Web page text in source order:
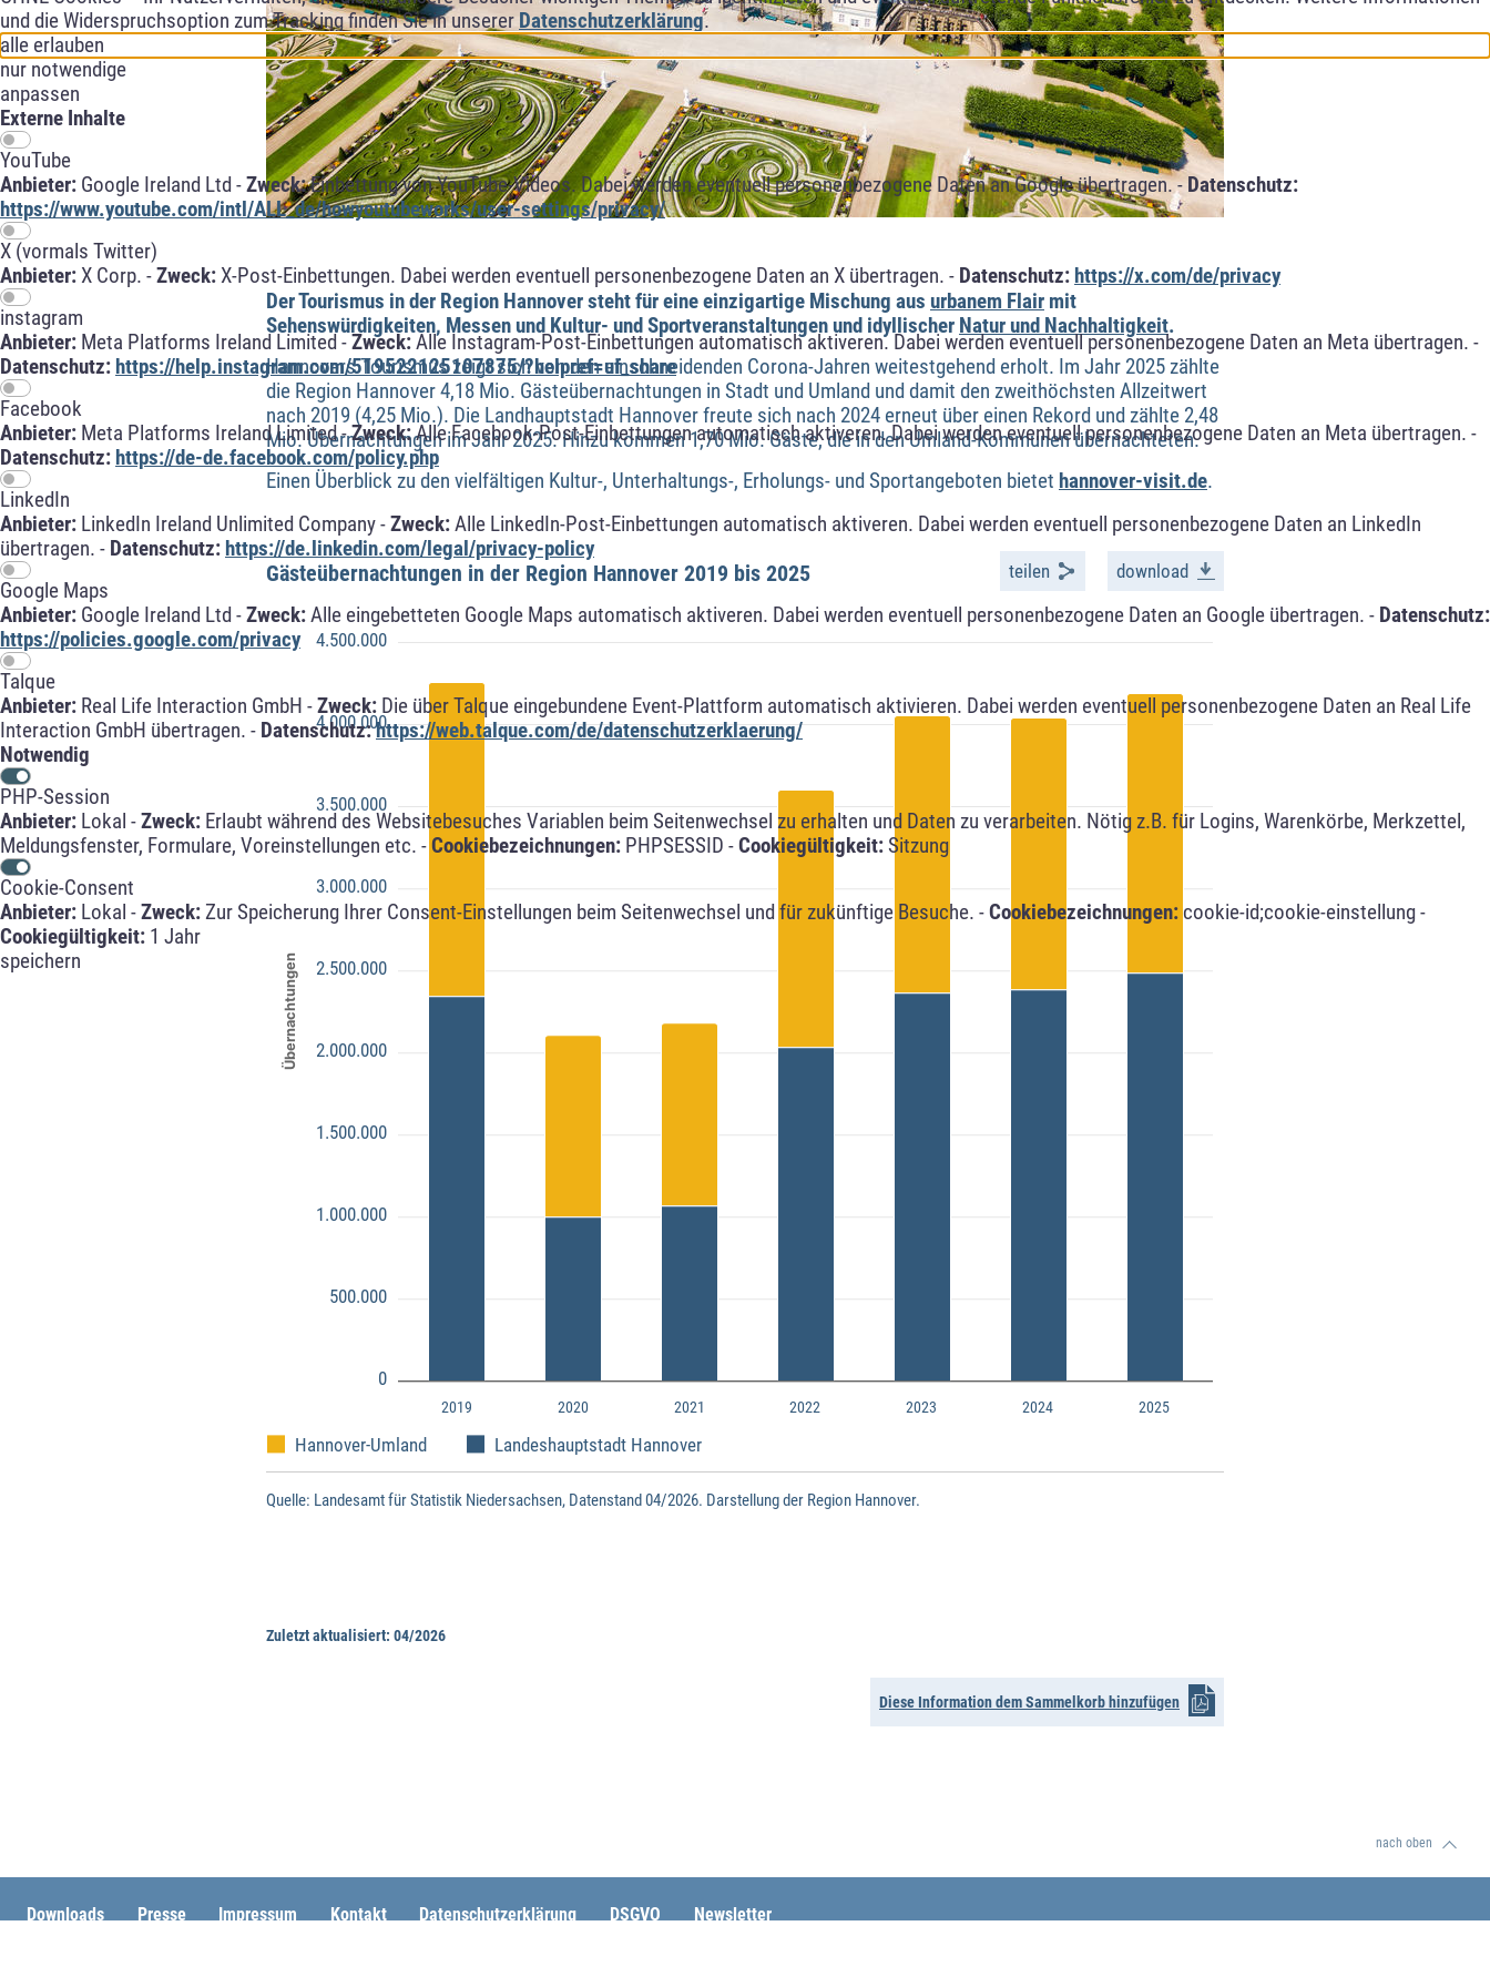
und die Widerspruchsoption zum Tracking finden Sie in unserer Datenschutzerklärung.
alle erlauben
nur notwendige
anpassen
Externe Inhalte
YouTube
Anbieter: Google Ireland Ltd -Zweck:Einbettung von YouTube-Videos. Dabei werden eventuell personenbezogene Daten an Google übertragen. -Datenschutz:
https://www.youtube.com/intl/ALL_de/howyoutubeworks/user-settings/privacy/
X (vormals Twitter)
Anbieter:X Corp. -Zweck:X-Post-Einbettungen. Dabei werden eventuell personenbezogene Daten an X übertragen. - Datenschutz: https://x.com/de/privacy
instagram
Anbieter: Meta Platforms Ireland Limited -Zweck:Alle Instagram-Post-Einbettungen automatisch aktiveren. Dabei werden eventuell personenbezogene Daten an Meta übertragen. -
Datenschutz: https://help.instagram.com/519522125107875/?helpref=uf_share
Facebook
Anbieter: Meta Platforms Ireland Limited -Zweck:Alle Facebook-Post-Einbettungen automatisch aktiveren. Dabei werden eventuell personenbezogene Daten an Meta übertragen. -
Datenschutz: https://de-de.facebook.com/policy.php
LinkedIn
Anbieter: LinkedIn Ireland Unlimited Company -Zweck:Alle LinkedIn-Post-Einbettungen automatisch aktiveren. Dabei werden eventuell personenbezogene Daten an LinkedIn
übertragen. - Datenschutz: https://de.linkedin.com/legal/privacy-policy
Google Maps
Anbieter: Google Ireland Ltd -Zweck:Alle eingebetteten Google Maps automatisch aktiveren. Dabei werden eventuell personenbezogene Daten an Google übertragen. - Datenschutz:
https://policies.google.com/privacy
Talque
Anbieter: Real Life Interaction GmbH -Zweck: Die über Talque eingebundene Event-Plattform automatisch aktivieren. Dabei werden eventuell personenbezogene Daten an Real Life
Interaction GmbH übertragen. - Datenschutz:https://web.talque.com/de/datenschutzerklaerung/
Notwendig
PHP-Session
Anbieter: Lokal -Zweck: Erlaubt während des Websitebesuches Variablen beim Seitenwechsel zu erhalten und Daten zu verarbeiten. Nötig z.B. für Logins, Warenkörbe, Merkzettel,
Meldungsfenster, Formulare, Voreinstellungen etc. -Cookiebezeichnungen: PHPSESSID -Cookiegültigkeit:Sitzung
Cookie-Consent
Anbieter: Lokal -Zweck:Zur Speicherung Ihrer Consent-Einstellungen beim Seitenwechsel und für zukünftige Besuche. -Cookiebezeichnungen: cookie-id;cookie-einstellung -
Cookiegültigkeit: 1 Jahr
speichern
Der Tourismus in der Region Hannover steht für eine einzigartige Mischung aus urbanem Flair mit
Sehenswürdigkeiten, Messen und Kultur- und Sportveranstaltungen und idyllischer Natur und Nachhaltigkeit.
Hannovers Tourismus zeigt sich von den einschneidenden Corona-Jahren weitestgehend erholt. Im Jahr 2025 zählte
die Region Hannover 4,18 Mio. Gästeübernachtungen in Stadt und Umland und damit den zweithöchsten Allzeitwert
nach 2019 (4,25 Mio.). Die Landhauptstadt Hannover freute sich nach 2024 erneut über einen Rekord und zählte 2,48
Mio. Übernachtungen im Jahr 2025. Hinzu kommen 1,70 Mio. Gäste, die in den Umland-Kommunen übernachteten.
Einen Überblick zu den vielfältigen Kultur-, Unterhaltungs-, Erholungs- und Sportangeboten bietet hannover-visit.de.
Zuletzt aktualisiert: 04/2026
Diese Information dem Sammelkorb hinzufügen
nach oben
Downloads Presse Impressum Kontakt Datenschutzerklärung DSGVO Newsletter